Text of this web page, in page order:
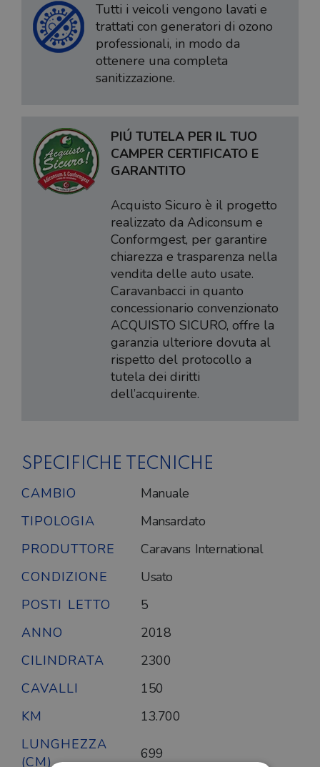
Tutti i veicoli vengono lavati e
trattati con generatori di ozono
professionali, in modo da
ottenere una completa
sanitizzazione.
PIÚ TUTELA PER IL TUO
CAMPER CERTIFICATO E
GARANTITO
Acquisto Sicuro è il progetto
realizzato da Adiconsum e
Conformgest, per garantire
chiarezza e trasparenza nella
vendita delle auto usate.
Caravanbacci in quanto
concessionario convenzionato
ACQUISTO SICURO, offre la
garanzia ulteriore dovuta al
rispetto del protocollo a
tutela dei diritti
dell’acquirente.
SPECIFICHE TECNICHE
CAMBIO
Manuale
TIPOLOGIA
Mansardato
PRODUTTORE
Caravans International
CONDIZIONE
Usato
POSTI LETTO
5
ANNO
2018
CILINDRATA
2300
CAVALLI
150
KM
13.700
LUNGHEZZA
(CM)
699